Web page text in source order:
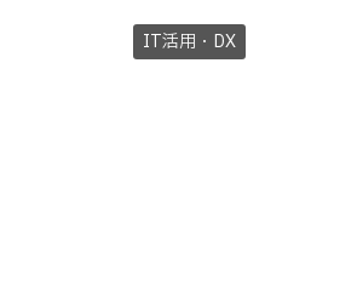
IT活用・DX